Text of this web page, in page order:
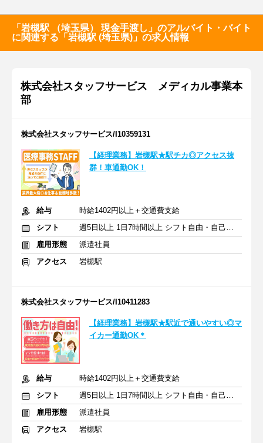
「岩槻駅 （埼玉県） 現金手渡し」のアルバイト・バイト
に関連する「岩槻駅 (埼玉県)」の求人情報
株式会社スタッフサービス メディカル事業本
部
株式会社スタッフサービス/I10359131
【経理業務】岩槻駅★駅チカ◎アクセス抜
群！車通勤OK！
給与
時給1402円以上＋交通費支給
シフト
週5日以上 1日7時間以上 シフト自由・自己申告
雇用形態
派遣社員
アクセス
岩槻駅
株式会社スタッフサービス/I10411283
【経理業務】岩槻駅★駅近で通いやすい◎マ
イカー通勤OK＊
給与
時給1402円以上＋交通費支給
シフト
週5日以上 1日7時間以上 シフト自由・自己申告
雇用形態
派遣社員
アクセス
岩槻駅